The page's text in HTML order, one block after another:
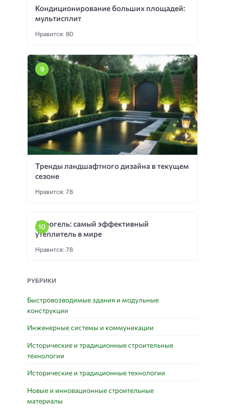
Кондиционирование больших площадей:
мультисплит
Нравится: 80
Тренды ландшафтного дизайна в текущем
сезоне
Нравится: 78
Аэрогель: самый эффективный
утеплитель в мире
Нравится: 78
РУБРИКИ
Быстровозводимые здания и модульные
конструкции
Инженерные системы и коммуникации
Исторические и традиционные строительные
технологии
Исторические и традиционные технологии
Новые и инновационные строительные
материалы